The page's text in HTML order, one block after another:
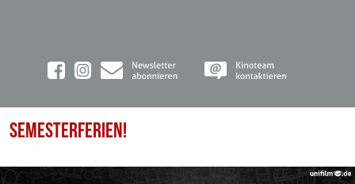
SEMESTERFERIEN!